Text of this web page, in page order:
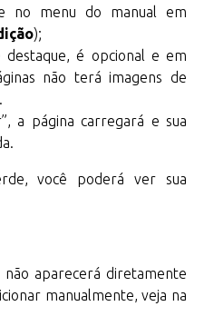
no menu do manual em
);
destaque, é opcional e em
não terá imagens de
a página carregará e sua
você poderá ver sua
não aparecerá diretamente
manualmente, veja na